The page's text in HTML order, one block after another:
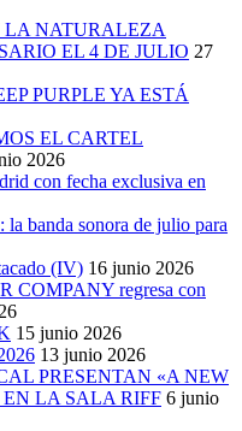
LA NATURALEZA
EL 4 DE JULIO 27
PURPLE YA ESTÁ
EL CARTEL
2026
con fecha exclusiva en
banda sonora de julio para
(IV) 16 junio 2026
COMPANY regresa con
15 junio 2026
13 junio 2026
PRESENTAN «A NEW
LA SALA RIFF 6 junio